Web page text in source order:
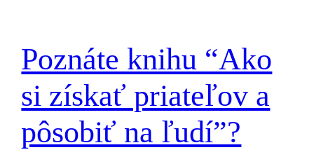
Poznáte knihu “Ako
si získať priateľov a
pôsobiť na ľudí”?